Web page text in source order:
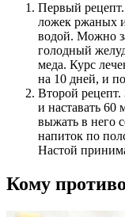
Первый рецепт.
ложек ржаных
водой. Можно
голодный
меда. Курс
на 10 дней, и
Второй рецепт.
и наставать 60
выжать в него
напиток по
Настой
Кому